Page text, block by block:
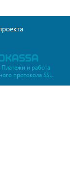
и работа
протокола SSL.